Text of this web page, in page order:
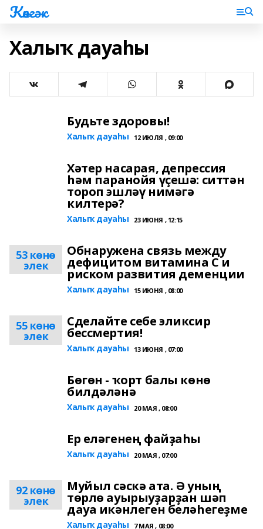
Көнгәк
Халыҡ дауаһы
Будьте здоровы!
Халыҡ дауаһы 12 ИЮЛЯ , 09:00
Хәтер насарая, депрессия
һәм паранойя үҫешә: ситтән
тороп эшләү нимәгә
килтерә?
Халыҡ дауаһы 23 ИЮНЯ , 12:15
53 көнө
элек
Обнаружена связь между
дефицитом витамина C и
риском развития деменции
Халыҡ дауаһы 15 ИЮНЯ , 08:00
55 көнө
элек
Сделайте себе эликсир
бессмертия!
Халыҡ дауаһы 13 ИЮНЯ , 07:00
Бөгөн - ҡорт балы көнө
билдәләнә
Халыҡ дауаһы 20 МАЯ , 08:00
Ер еләгенең файҙаһы
Халыҡ дауаһы 20 МАЯ , 07:00
92 көнө
элек
Муйыл сәскә ата. Ә уның
төрлө ауырыуҙарҙан шәп
дауа икәнлеген беләһегеҙме
Халыҡ дауаһы 7 МАЯ , 08:00